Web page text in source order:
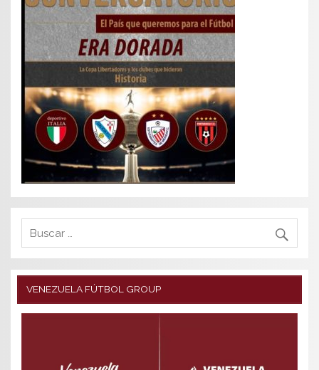
VENEZUELA FÚTBOL GROUP